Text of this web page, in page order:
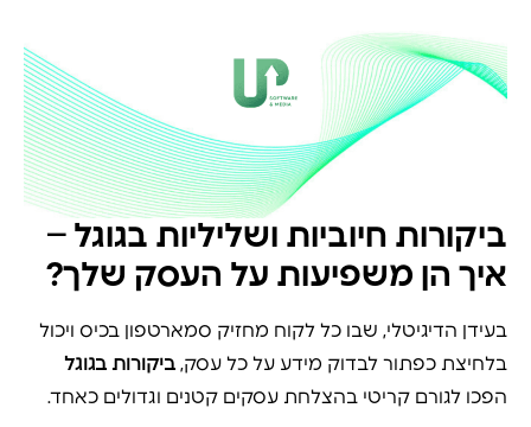
ביקורות חיוביות ושליליות בגוגל –
איך הן משפיעות על העסק שלך?
בעידן הדיגיטלי, שבו כל לקוח מחזיק סמארטפון בכיס ויכול
בלחיצת כפתור לבדוק מידע על כל עסק, ביקורות בגוגל
הפכו לגורם קריטי בהצלחת עסקים קטנים וגדולים כאחד.